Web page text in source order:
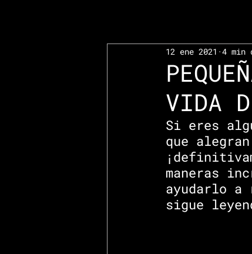
VIDA
12 ene 2021 4 min
Si eres
que
maneras
ayudarlo a
sigue